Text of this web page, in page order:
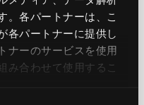
。各パートナーは、こ
各パートナーに提供し
ナーのサービスを使用
み合わせて使用​​するこ
もっと読む